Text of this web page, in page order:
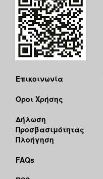
ΗΡΑΚΛΕΙΟ
Επικοινωνία
Όροι Χρήσης
Δήλωση
Προσβασιμότητας
Πλοήγηση
FAQs